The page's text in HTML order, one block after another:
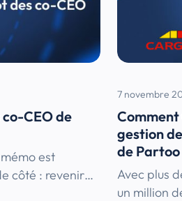
CEO de
est
côté : revenir…
7 novembre
gestion
de Partoo
Avec plus
un million